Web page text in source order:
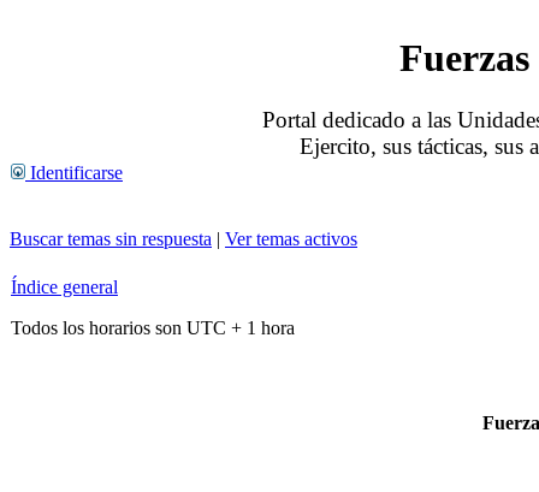
Portal dedicado a las
Ejercito, sus tácticas, sus
Identificarse
Buscar temas sin respuesta | Ver temas activos
Índice general
Todos los horarios son UTC + 1 hora